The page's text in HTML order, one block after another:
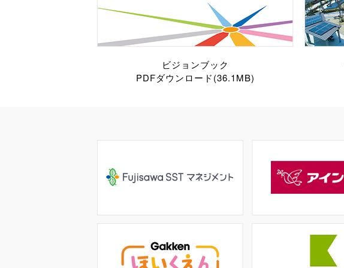
ビジョンブック
PDFダウンロード(36.1MB)